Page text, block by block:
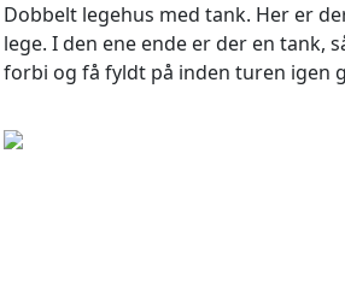
Dobbelt legehus med tank. Her er
lege. I den ene ende er der en tank,
forbi og få fyldt på inden turen igen